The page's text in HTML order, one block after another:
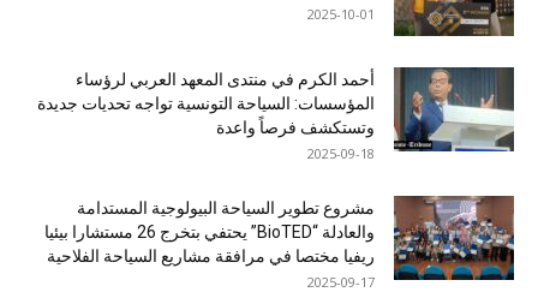
2025-10-01
أحمد الكرم في منتدى المعهد العربي لرؤساء
المؤسسات: السياحة التونسية تواجه تحديات جديدة
وتستكشف فرصاً واعدة
2025-09-18
مشروع تطوير السياحة البيولوجية المستدامة
والعادلة “BioTED” يحتفي بتخرج 26 مستشارا بيئيا
ريفيا مختصا في مرافقة مشاريع السياحة الفلاحية
2025-09-17